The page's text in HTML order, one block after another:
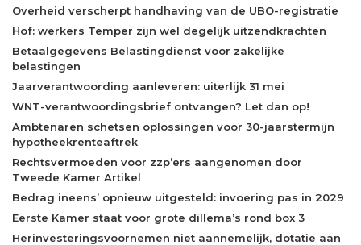
Overheid verscherpt handhaving van de UBO-registratie
Hof: werkers Temper zijn wel degelijk uitzendkrachten
Betaalgegevens Belastingdienst voor zakelijke
belastingen
Jaarverantwoording aanleveren: uiterlijk 31 mei
WNT-verantwoordingsbrief ontvangen? Let dan op!
Ambtenaren schetsen oplossingen voor 30-jaarstermijn
hypotheekrenteaftrek
Rechtsvermoeden voor zzp’ers aangenomen door
Tweede Kamer Artikel
Bedrag ineens’ opnieuw uitgesteld: invoering pas in 2029
Eerste Kamer staat voor grote dillema’s rond box 3
Herinvesteringsvoornemen niet aannemelijk, dotatie aan